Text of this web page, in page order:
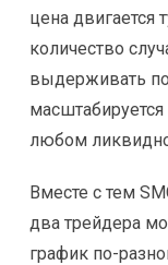
цена двигается
количество
выдерживать
любом
Вместе с тем
два трейдера
график по-